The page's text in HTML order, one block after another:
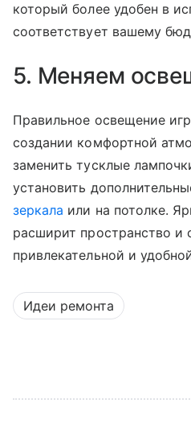
который более удобен в
соответствует вашему
5. Меняем
Правильное освещение
создании комфортной
заменить тусклые
установить
зеркала или на потолке.
расширит пространство и
привлекательной и
Идеи ремонта